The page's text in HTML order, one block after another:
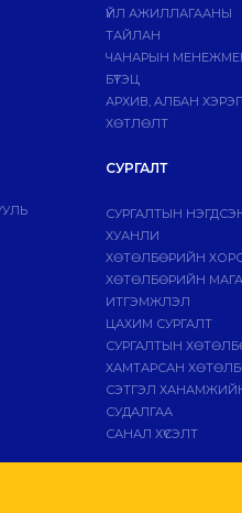
ҮЙЛ АЖИЛЛАГААНЫ
ТАЙЛАН
ЧАНАРЫН
БҮТЭЦ
АРХИВ, АЛБАН ХЭРЭГ
ХӨТЛӨЛТ
СУРГАЛТ
СУРГАЛТЫН
ХУАНЛИ
ХӨТӨЛБӨРИЙН
ХӨТӨЛБӨРИЙН
ИТГЭМЖЛЭЛ
ЦАХИМ СУРГАЛТ
СУРГАЛТЫН
ХАМТАРСАН
СЭТГЭЛ
СУДАЛГАА
САНАЛ ХҮСЭЛТ